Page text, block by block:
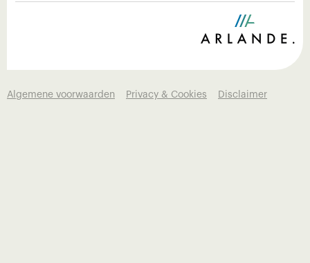
Algemene voorwaarden Privacy & Cookies Disclaimer